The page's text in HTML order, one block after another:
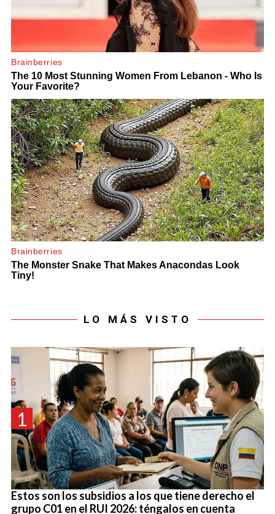
LO MÁS VISTO
1
Estos son los subsidios a los que tiene derecho el
grupo C01 en el RUI 2026: téngalos en cuenta